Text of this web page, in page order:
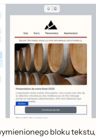
bloku tekstu,